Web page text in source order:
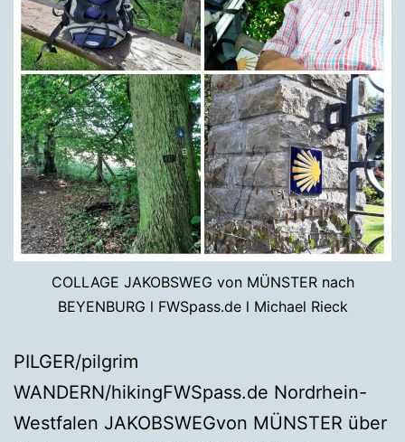
COLLAGE JAKOBSWEG von MÜNSTER nach
BEYENBURG l FWSpass.de l Michael Rieck
PILGER/pilgrim
WANDERN/hikingFWSpass.de Nordrhein-
Westfalen JAKOBSWEGvon MÜNSTER über